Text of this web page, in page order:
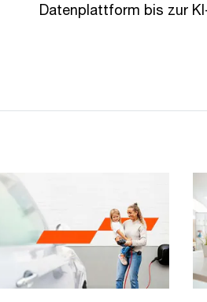
Datenplattform bis zur